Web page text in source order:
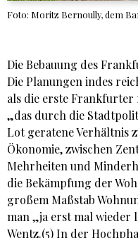
Foto: Moritz Bernoully, dem
Die Bebauung des
Die Planungen indes
als die erste
„das durch die
Lot geratene Verhältnis
Ökonomie, zwischen
Mehrheiten und
die Bekämpfung der
großem Maßstab
man „ja erst mal wieder
Wentz.(5) In der